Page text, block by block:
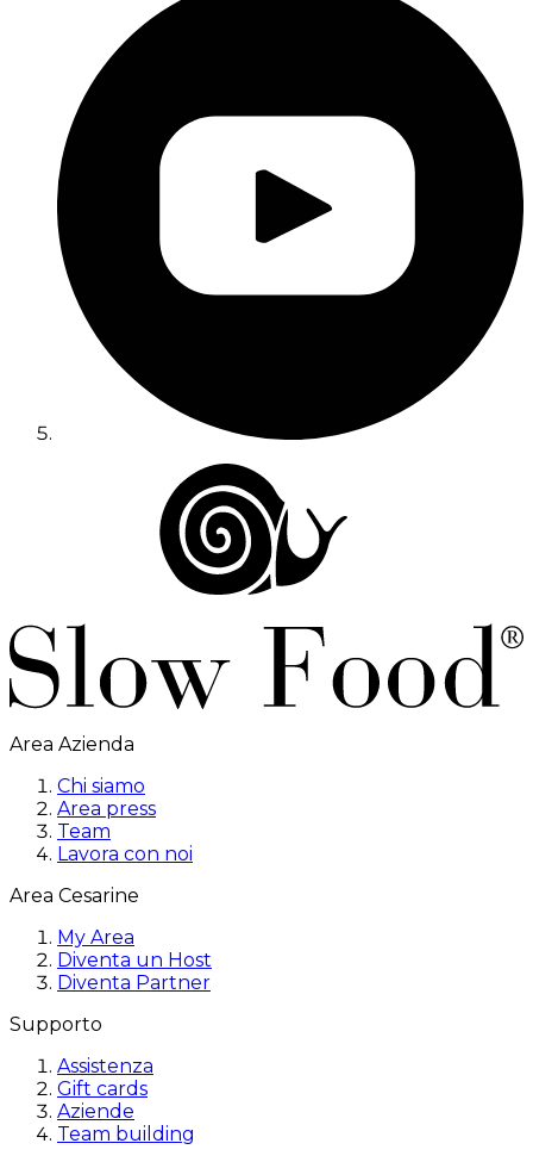
Area Azienda
Chi siamo
Area press
Team
Lavora con noi
Area Cesarine
My Area
Diventa un Host
Diventa Partner
Supporto
Assistenza
Gift cards
Aziende
Team building